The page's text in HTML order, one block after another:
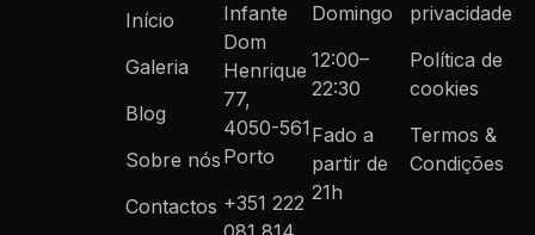
Início
Galeria
Blog
Sobre nós
Contactos
Infante
Dom
Henrique
77,
4050-561
Porto
+351 222
Domingo
12:00–
22:30
Fado a
partir de
21h
privacidade
Política de
cookies
Termos &
Condições